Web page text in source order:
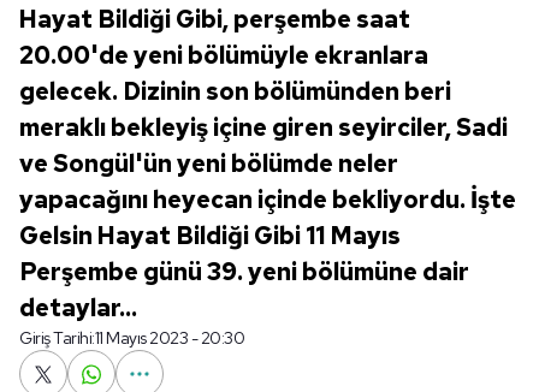
Hayat Bildiği Gibi, perşembe saat
20.00'de yeni bölümüyle ekranlara
gelecek. Dizinin son bölümünden beri
meraklı bekleyiş içine giren seyirciler, Sadi
ve Songül'ün yeni bölümde neler
yapacağını heyecan içinde bekliyordu. İşte
Gelsin Hayat Bildiği Gibi 11 Mayıs
Perşembe günü 39. yeni bölümüne dair
detaylar...
Giriş Tarihi:11 Mayıs 2023 - 20:30